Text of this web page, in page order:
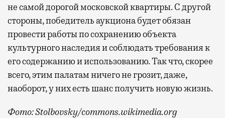
не самой дорогой московской квартиры. С другой
стороны, победитель аукциона будет обязан
провести работы по сохранению объекта
культурного наследия и соблюдать требования к
его содержанию и использованию. Так что, скорее
всего, этим палатам ничего не грозит, даже,
наоборот, у них есть шанс получить новую жизнь.
Фото: Stolbovsky/commons.wikimedia.org